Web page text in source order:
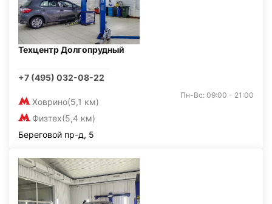
Техцентр Долгопрудный
+7 (495) 032-08-22
Ховрино(5,1 км)
Физтех(5,4 км)
Пн-Вс: 09:00 - 21:00
Береговой пр-д, 5